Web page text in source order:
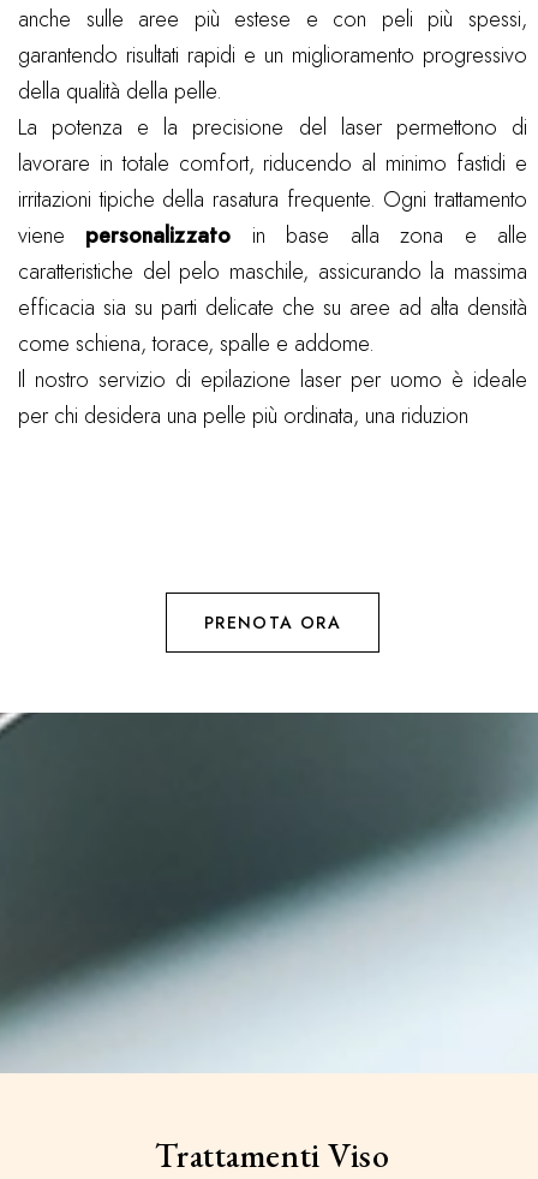
anche sulle aree più estese e con peli più spessi,
garantendo risultati rapidi e un miglioramento progressivo
della qualità della pelle.
La potenza e la precisione del laser permettono di
lavorare in totale comfort, riducendo al minimo fastidi e
irritazioni tipiche della rasatura frequente. Ogni trattamento
viene personalizzato in base alla zona e alle
caratteristiche del pelo maschile, assicurando la massima
efficacia sia su parti delicate che su aree ad alta densità
come schiena, torace, spalle e addome.
Il nostro servizio di epilazione laser per uomo è ideale
per chi desidera una pelle più ordinata, una riduzion
PRENOTA ORA
Trattamenti Viso